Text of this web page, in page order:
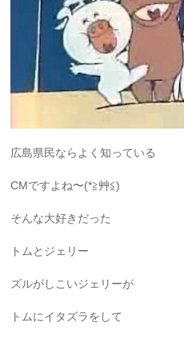
広島県民ならよく知っている
CMですよね〜(*≧艸≦)
そんな大好きだった
トムとジェリー
ズルがしこいジェリーが
トムにイタズラをして